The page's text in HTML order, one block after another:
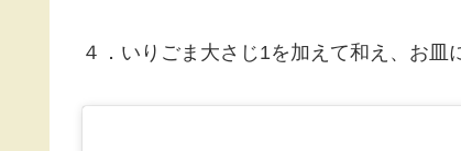
４．いりごま大さじ1を加えて和え、お皿